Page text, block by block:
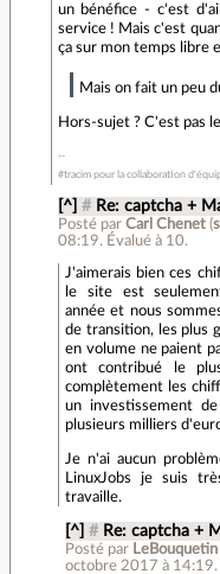
un bénéfice - c'est
service ! Mais c'est
ça sur mon temps libre
Mais on fait un peu
Hors-sujet ? C'est pas
#tracim pour la collaboration
[^] # Re: captcha +
Posté par Carl Chenet(
08:19. Évalué à 10.
J'aimerais bien ces
le site est
année et nous
de transition, les plus
en volume ne paient
ont contribué le
complètement les
un investissement
plusieurs milliers
Je n'ai aucun
LinuxJobs je suis
travaille.
[^] # Re: captcha +
Posté par LeBouquetin
octobre 2017 à 14:19.